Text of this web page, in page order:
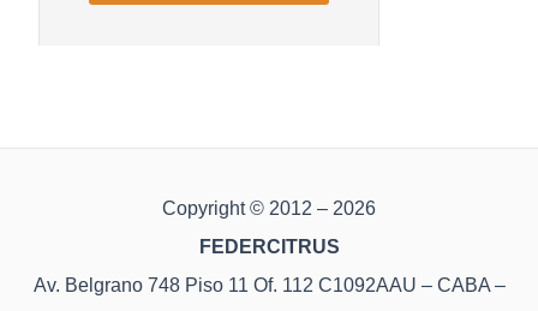
Copyright © 2012 – 2026
FEDERCITRUS
Av. Belgrano 748 Piso 11 Of. 112 C1092AAU – CABA –